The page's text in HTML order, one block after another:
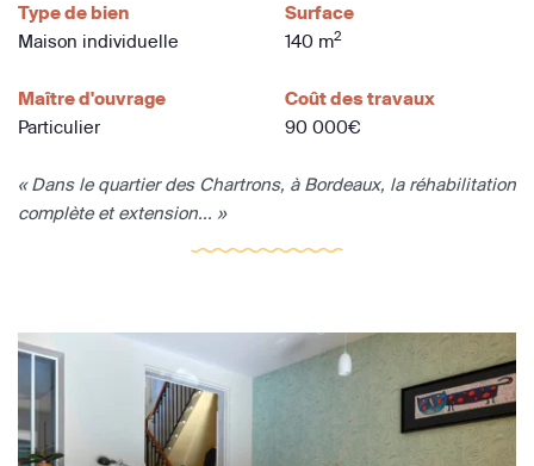
Type de bien
Maison individuelle
Surface
140 m2
Maître d'ouvrage
Particulier
Coût des travaux
90 000€
« Dans le quartier des Chartrons, à Bordeaux, la réhabilitation
complète et extension... »